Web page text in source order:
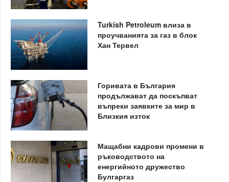
Turkish Petroleum влиза в
проучванията за газ в блок
Хан Тервел
Горивата в България
продължават да поскъпват
въпреки заявките за мир в
Близкия изток
Мащабни кадрови промени в
ръководството на
енергийното дружество
Булгаргаз